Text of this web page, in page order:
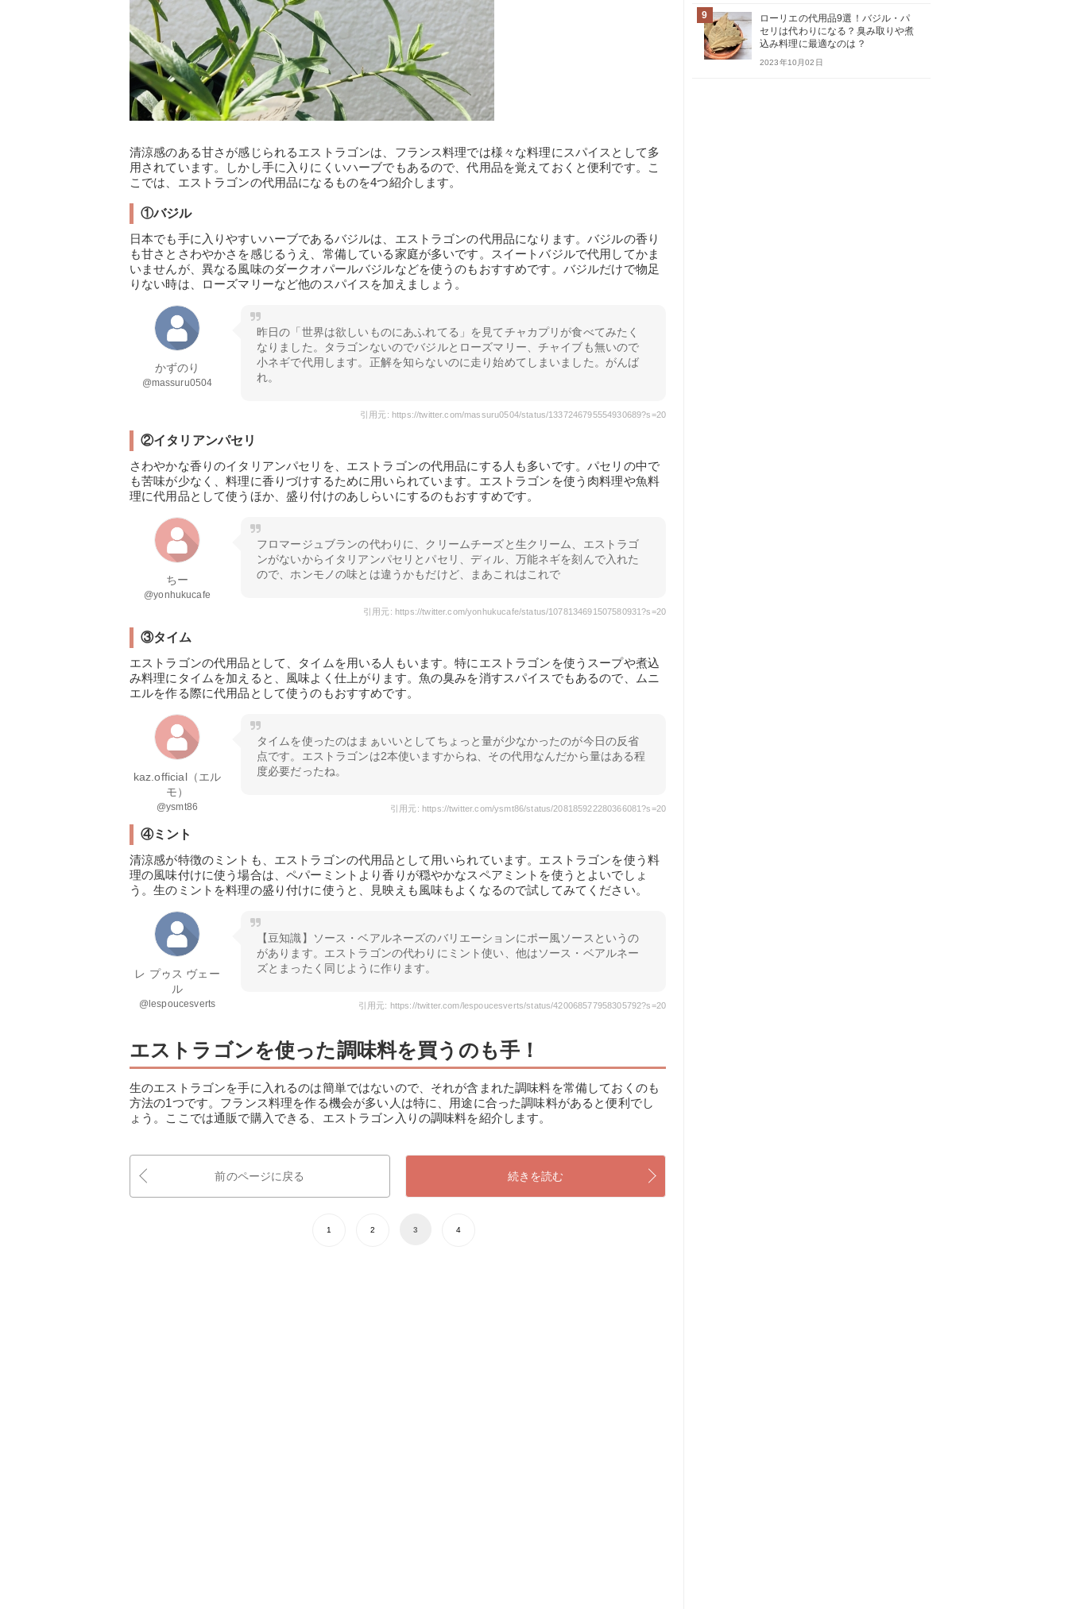
清涼感のある甘さが感じられるエストラゴンは、フランス料理では様々な料理にスパイスとして多
用されています。しかし手に入りにくいハーブでもあるので、代用品を覚えておくと便利です。こ
こでは、エストラゴンの代用品になるものを4つ紹介します。
①バジル
日本でも手に入りやすいハーブであるバジルは、エストラゴンの代用品になります。バジルの香り
も甘さとさわやかさを感じるうえ、常備している家庭が多いです。スイートバジルで代用してかま
いませんが、異なる風味のダークオパールバジルなどを使うのもおすすめです。バジルだけで物足
りない時は、ローズマリーなど他のスパイスを加えましょう。
かずのり
@massuru0504
昨日の「世界は欲しいものにあふれてる」を見てチャカプリが食べてみたく
なりました。タラゴンないのでバジルとローズマリー、チャイブも無いので
小ネギで代用します。正解を知らないのに走り始めてしまいました。がんば
れ。
引用元: https://twitter.com/massuru0504/status/1337246795554930689?s=20
②イタリアンパセリ
さわやかな香りのイタリアンパセリを、エストラゴンの代用品にする人も多いです。パセリの中で
も苦味が少なく、料理に香りづけするために用いられています。エストラゴンを使う肉料理や魚料
理に代用品として使うほか、盛り付けのあしらいにするのもおすすめです。
ちー
@yonhukucafe
フロマージュブランの代わりに、クリームチーズと生クリーム、エストラゴ
ンがないからイタリアンパセリとパセリ、ディル、万能ネギを刻んで入れた
ので、ホンモノの味とは違うかもだけど、まあこれはこれで
引用元: https://twitter.com/yonhukucafe/status/1078134691507580931?s=20
③タイム
エストラゴンの代用品として、タイムを用いる人もいます。特にエストラゴンを使うスープや煮込
み料理にタイムを加えると、風味よく仕上がります。魚の臭みを消すスパイスでもあるので、ムニ
エルを作る際に代用品として使うのもおすすめです。
kaz.official（エル
モ）
@ysmt86
タイムを使ったのはまぁいいとしてちょっと量が少なかったのが今日の反省
点です。エストラゴンは2本使いますからね、その代用なんだから量はある程
度必要だったね。
引用元: https://twitter.com/ysmt86/status/208185922280366081?s=20
④ミント
清涼感が特徴のミントも、エストラゴンの代用品として用いられています。エストラゴンを使う料
理の風味付けに使う場合は、ペパーミントより香りが穏やかなスペアミントを使うとよいでしょ
う。生のミントを料理の盛り付けに使うと、見映えも風味もよくなるので試してみてください。
レ プゥス ヴェー
ル
@lespoucesverts
【豆知識】ソース・ベアルネーズのバリエーションにポー風ソースというの
があります。エストラゴンの代わりにミント使い、他はソース・ベアルネー
ズとまったく同じように作ります。
引用元: https://twitter.com/lespoucesverts/status/420068577958305792?s=20
エストラゴンを使った調味料を買うのも手！
生のエストラゴンを手に入れるのは簡単ではないので、それが含まれた調味料を常備しておくのも
方法の1つです。フランス料理を作る機会が多い人は特に、用途に合った調味料があると便利でし
ょう。ここでは通販で購入できる、エストラゴン入りの調味料を紹介します。
前のページに戻る 続きを読む
1 2 3 4
9
ローリエの代用品9選！バジル・パ
セリは代わりになる？臭み取りや煮
込み料理に最適なのは？
2023年10月02日